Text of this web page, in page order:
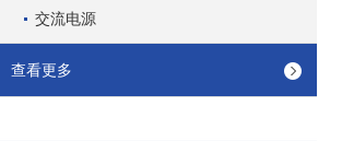
交流电源
查看更多